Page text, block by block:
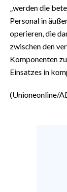
„werden die
Personal in
operieren, die
zwischen den
Komponenten
Einsatzes in
(Unioneonline/